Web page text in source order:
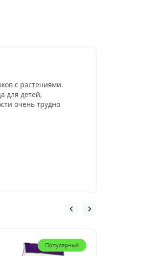
с растениями.
для детей,
очень трудно
Популярный